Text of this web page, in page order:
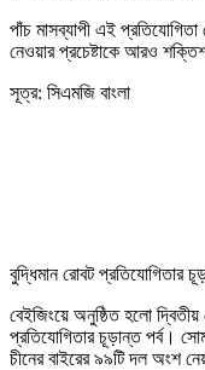
পাঁচ মাসব্যাপী এই প্রতিযোগিতা
নেওয়ার প্রচেষ্টাকে আরও
সূত্র: সিএমজি বাংলা
বুদ্ধিমান রোবট প্রতিযোগিতার
বেইজিংয়ে অনুষ্ঠিত হলো
প্রতিযোগিতার চূড়ান্ত পর্ব।
চীনের বাইরের ৯৯টি দল অংশ